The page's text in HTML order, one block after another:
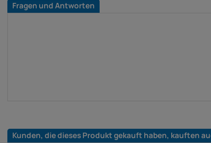
Fragen und Antworten
Kunden, die dieses Produkt gekauft haben, kauften